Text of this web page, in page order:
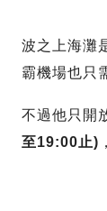
波之上海灘
霸機場也只
不過他只開
至19:00止)